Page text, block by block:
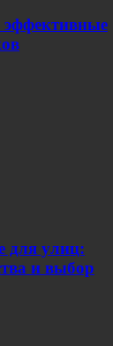
для улиц:
и выбор